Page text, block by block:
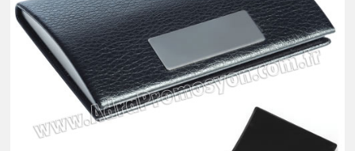
promosyon
Metal
Kartvizitlik
promosyon
Deri
Kartvizitlik
promosyon
Makineli
Kartvizitlik